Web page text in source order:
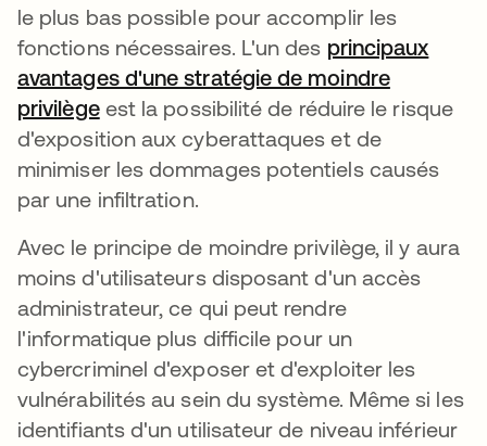
le plus bas possible pour accomplir les
fonctions nécessaires. L'un des principaux
avantages d'une stratégie de moindre
privilèges’ouvre dans un nouvel onglet
est la possibilité de réduire le risque
d'exposition aux cyberattaques et de
minimiser les dommages potentiels causés
par une infiltration.
Avec le principe de moindre privilège, il y aura
moins d'utilisateurs disposant d'un accès
administrateur, ce qui peut rendre
l'informatique plus difficile pour un
cybercriminel d'exposer et d'exploiter les
vulnérabilités au sein du système. Même si les
identifiants d'un utilisateur de niveau inférieur